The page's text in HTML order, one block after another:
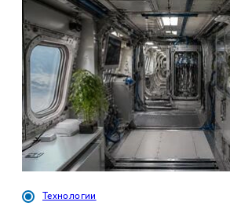
Технологии